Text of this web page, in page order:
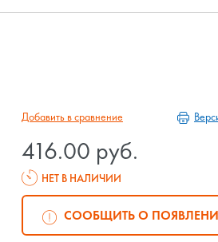
Добавить в сравнение
416.00 руб.
НЕТ В НАЛИЧИИ
СООБЩИТЬ О